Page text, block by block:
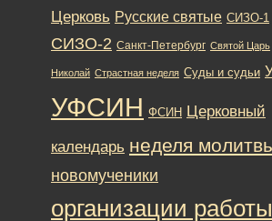
Церковь Русские святые СИЗО-1
СИЗО-2 Санкт-Петербург Святой Царь
Николай Страстная неделя Суды и судьи
УФСИН ФСИН Церковный
календарь неделя
новомученики
организации работы